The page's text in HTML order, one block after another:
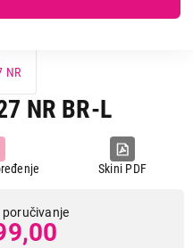
NR BR-L
Skini PDF
poručivanje